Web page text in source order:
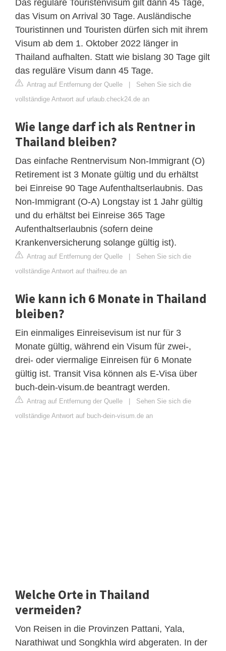
Das reguläre Touristenvisum gilt dann 45 Tage,
das Visum on Arrival 30 Tage. Ausländische
Touristinnen und Touristen dürfen sich mit ihrem
Visum ab dem 1. Oktober 2022 länger in
Thailand aufhalten. Statt wie bislang 30 Tage gilt
das reguläre Visum dann 45 Tage.
Antrag auf Entfernung der Quelle | Sehen Sie sich die
vollständige Antwort auf urlaub.check24.de an
Wie lange darf ich als Rentner in
Thailand bleiben?
Das einfache Rentnervisum Non-Immigrant (O)
Retirement ist 3 Monate gültig und du erhältst
bei Einreise 90 Tage Aufenthaltserlaubnis. Das
Non-Immigrant (O-A) Longstay ist 1 Jahr gültig
und du erhältst bei Einreise 365 Tage
Aufenthaltserlaubnis (sofern deine
Krankenversicherung solange gültig ist).
Antrag auf Entfernung der Quelle | Sehen Sie sich die
vollständige Antwort auf thaifreu.de an
Wie kann ich 6 Monate in Thailand
bleiben?
Ein einmaliges Einreisevisum ist nur für 3
Monate gültig, während ein Visum für zwei-,
drei- oder viermalige Einreisen für 6 Monate
gültig ist. Transit Visa können als E-Visa über
buch-dein-visum.de beantragt werden.
Antrag auf Entfernung der Quelle | Sehen Sie sich die
vollständige Antwort auf buch-dein-visum.de an
Welche Orte in Thailand
vermeiden?
Von Reisen in die Provinzen Pattani, Yala,
Narathiwat und Songkhla wird abgeraten. In der